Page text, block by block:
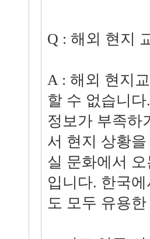
Q : 해외 현지
A : 해외 현지
할 수 없습니
정보가 부족하
서 현지 상황
실 문화에서
입니다. 한국
도 모두 유용